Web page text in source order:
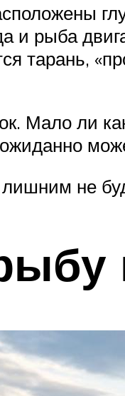
рыба
тарань,
Мало ли
не